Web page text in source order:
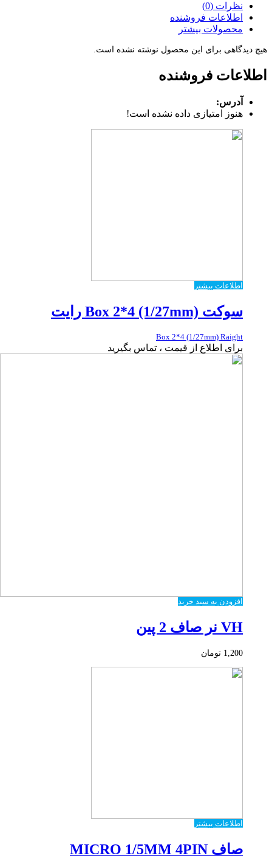
نظرات (0)
اطلاعات فروشنده
محصولات بیشتر
هیچ دیدگاهی برای این محصول نوشته نشده است.
اطلاعات فروشنده
آدرس:
هنوز امتیازی داده نشده است!
اطلاعات بیشتر
سوکت Box 2*4 (1/27mm) رایت
Box 2*4 (1/27mm) Raight
برای اطلاع از قیمت ، تماس بگیرید
افزودن به سبد خرید
VH نر صاف 2 پین
1,200 تومان
اطلاعات بیشتر
صاف MICRO 1/5MM 4PIN